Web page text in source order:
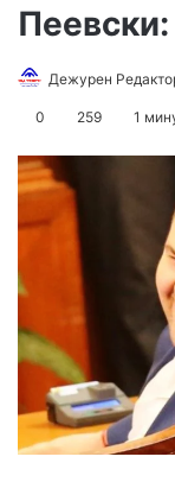
Дежурен
0 259 1